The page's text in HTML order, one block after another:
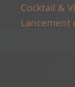
Cocktail &
Lancement